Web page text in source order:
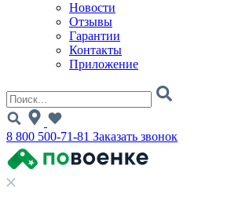
Новости
Отзывы
Гарантии
Контакты
Приложение
8 800 500-71-81 Заказать звонок